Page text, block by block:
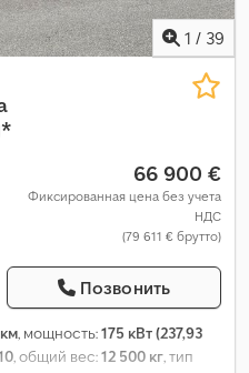
1 / 39
66 900 €
Фиксированная цена без учета
НДС
(79 611 € брутто)
Позвонить
, мощность:175 кВт (237,93
, общий вес:12 500 кг, тип